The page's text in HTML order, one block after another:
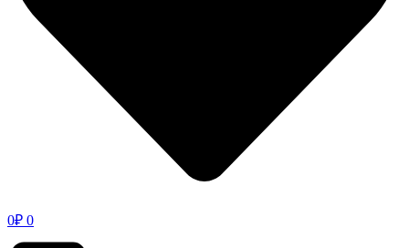
0₽ 0